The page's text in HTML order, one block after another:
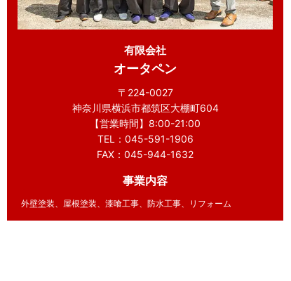
有限会社
オータペン
〒224-0027
神奈川県横浜市都筑区大棚町604
【営業時間】8:00-21:00
TEL：045-591-1906
FAX：045-944-1632
事業内容
外壁塗装、屋根塗装、漆喰工事、防水工事、リフォーム